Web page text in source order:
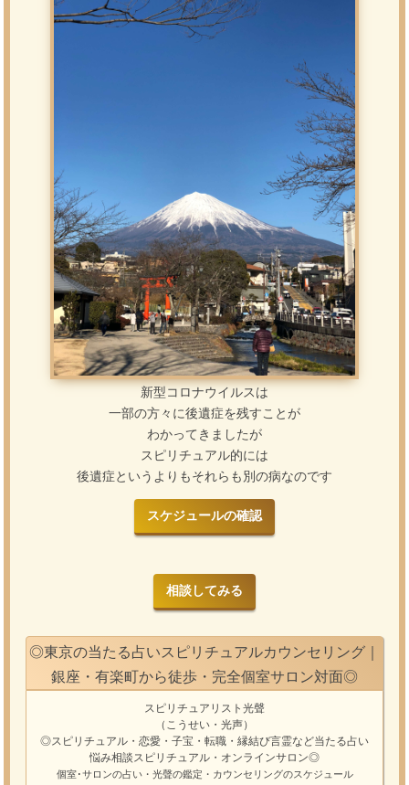
新型コロナウイルスは
一部の方々に後遺症を残すことが
わかってきましたが
スピリチュアル的には
後遺症というよりもそれらも別の病なのです
スケジュールの確認
相談してみる
◎東京の当たる占いスピリチュアルカウンセリング｜
銀座・有楽町から徒歩・完全個室サロン対面◎
スピリチュアリスト光聲
（こうせい・光声）
◎スピリチュアル・恋愛・子宝・転職・縁結び言霊など当たる占い
悩み相談スピリチュアル・オンラインサロン◎
個室･サロンの占い・光聲の鑑定・カウンセリングのスケジュール